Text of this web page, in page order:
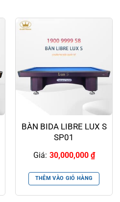
BÀN BIDA LIBRE LUX S
SP01
Giá: 30,000,000 ₫
THÊM VÀO GIỎ HÀNG